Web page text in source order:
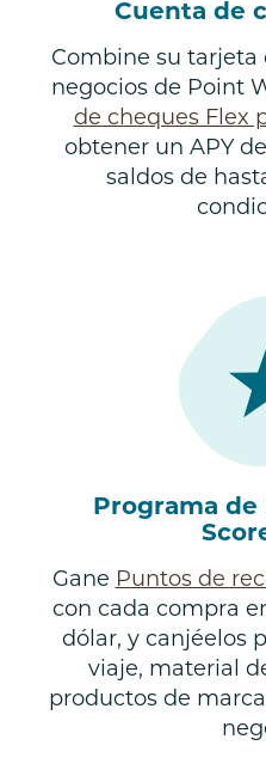
Cuenta de
Combine su tarjeta
negocios de Point
de cheques Flex
obtener un APY
saldos de
Programa de
Gane Puntos de
con cada compra
dólar, y canjéelos
viaje, material
productos de